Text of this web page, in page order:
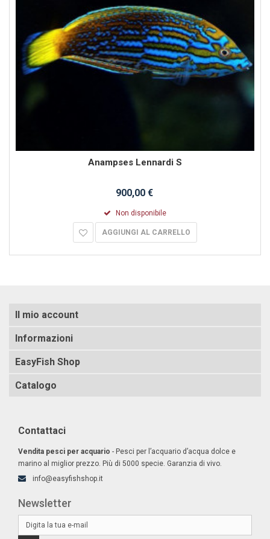
Anampses Lennardi S
900,00 €
Non disponibile
AGGIUNGI AL CARRELLO
Il mio account
Informazioni
EasyFish Shop
Catalogo
Contattaci
Vendita pesci per acquario - Pesci per l’acquario d’acqua dolce e
marino al miglior prezzo. Più di 5000 specie. Garanzia di vivo.
info@easyfishshop.it
Newsletter